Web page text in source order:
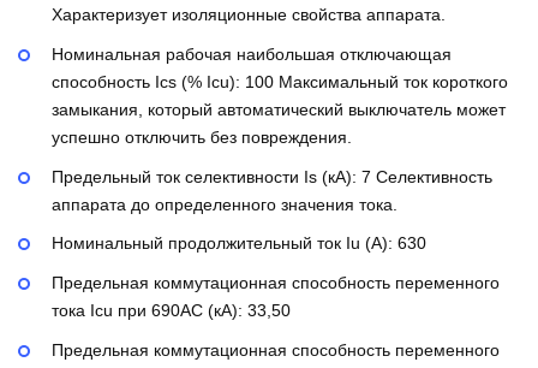
Характеризует изоляционные свойства аппарата.
Номинальная рабочая наибольшая отключающая
способность Ics (% Icu): 100 Максимальный ток короткого
замыкания, который автоматический выключатель может
успешно отключить без повреждения.
Предельный ток селективности Is (кА): 7 Селективность
аппарата до определенного значения тока.
Номинальный продолжительный ток Iu (А): 630
Предельная коммутационная способность переменного
тока Icu при 690AC (кА): 33,50
Предельная коммутационная способность переменного